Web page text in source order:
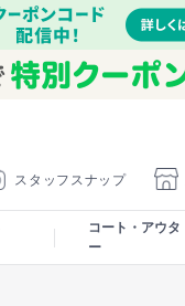
スタッフスナップ
コート・アウタ
ー